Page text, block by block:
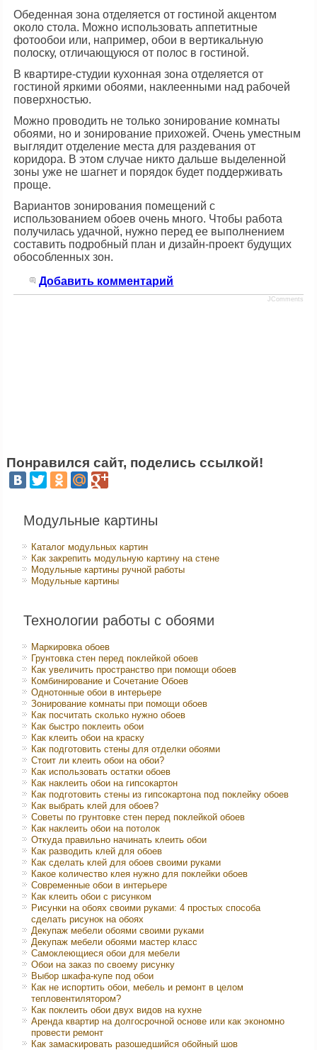
Обеденная зона отделяется от гостиной акцентом
около стола. Можно использовать аппетитные
фотообои или, например, обои в вертикальную
полоску, отличающуюся от полос в гостиной.
В квартире-студии кухонная зона отделяется от
гостиной яркими обоями, наклеенными над рабочей
поверхностью.
Можно проводить не только зонирование комнаты
обоями, но и зонирование прихожей. Очень уместным
выглядит отделение места для раздевания от
коридора. В этом случае никто дальше выделенной
зоны уже не шагнет и порядок будет поддерживать
проще.
Вариантов зонирования помещений с
использованием обоев очень много. Чтобы работа
получилась удачной, нужно перед ее выполнением
составить подробный план и дизайн-проект будущих
обособленных зон.
Добавить комментарий
JComments
Понравился сайт, поделись ссылкой!
Модульные картины
Каталог модульных картин
Как закрепить модульную картину на стене
Модульные картины ручной работы
Модульные картины
Технологии работы с обоями
Маркировка обоев
Грунтовка стен перед поклейкой обоев
Как увеличить пространство при помощи обоев
Комбинирование и Сочетание Обоев
Однотонные обои в интерьере
Зонирование комнаты при помощи обоев
Как посчитать сколько нужно обоев
Как быстро поклеить обои
Как клеить обои на краску
Как подготовить стены для отделки обоями
Стоит ли клеить обои на обои?
Как использовать остатки обоев
Как наклеить обои на гипсокартон
Как подготовить стены из гипсокартона под поклейку обоев
Как выбрать клей для обоев?
Советы по грунтовке стен перед поклейкой обоев
Как наклеить обои на потолок
Откуда правильно начинать клеить обои
Как разводить клей для обоев
Как сделать клей для обоев своими руками
Какое количество клея нужно для поклейки обоев
Современные обои в интерьере
Как клеить обои с рисунком
Рисунки на обоях своими руками: 4 простых способа
сделать рисунок на обоях
Декупаж мебели обоями своими руками
Декупаж мебели обоями мастер класс
Самоклеющиеся обои для мебели
Обои на заказ по своему рисунку
Выбор шкафа-купе под обои
Как не испортить обои, мебель и ремонт в целом
тепловентилятором?
Как поклеить обои двух видов на кухне
Аренда квартир на долгосрочной основе или как экономно
провести ремонт
Как замаскировать разошедшийся обойный шов